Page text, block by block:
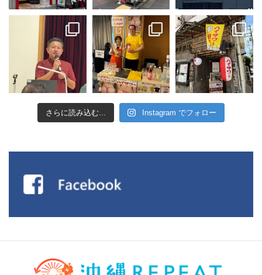
さらに読み込む... Instagram でフォロー